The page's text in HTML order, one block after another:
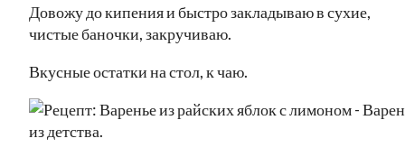
Довожу до кипения и быстро закладываю в сухие,
чистые баночки, закручиваю.
Вкусные остатки на стол, к чаю.